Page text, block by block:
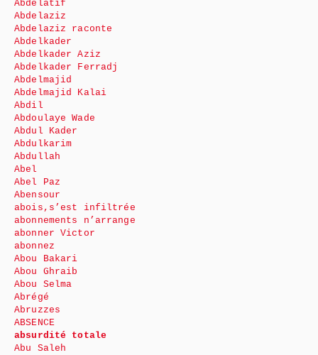
Abdelatif
Abdelaziz
Abdelaziz raconte
Abdelkader
Abdelkader Aziz
Abdelkader Ferradj
Abdelmajid
Abdelmajid Kalai
Abdil
Abdoulaye Wade
Abdul Kader
Abdulkarim
Abdullah
Abel
Abel Paz
Abensour
abois,s’est infiltrée
abonnements n’arrange
abonner Victor
abonnez
Abou Bakari
Abou Ghraib
Abou Selma
Abrégé
Abruzzes
ABSENCE
absurdité totale
Abu Saleh